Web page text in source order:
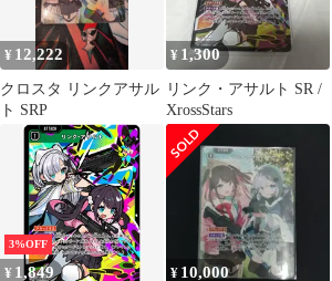
¥ 12,222
クロスタ リンクアサル
ト SRP
¥ 1,300
リンク・アサルト SR /
XrossStars
3%OFF
¥ 1,849 ¥ 10,000